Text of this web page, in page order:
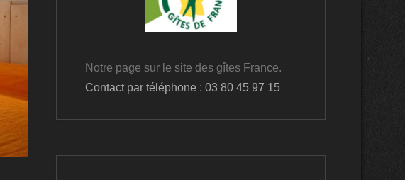
Notre page sur le site des gîtes France.
Contact par téléphone : 03 80 45 97 15